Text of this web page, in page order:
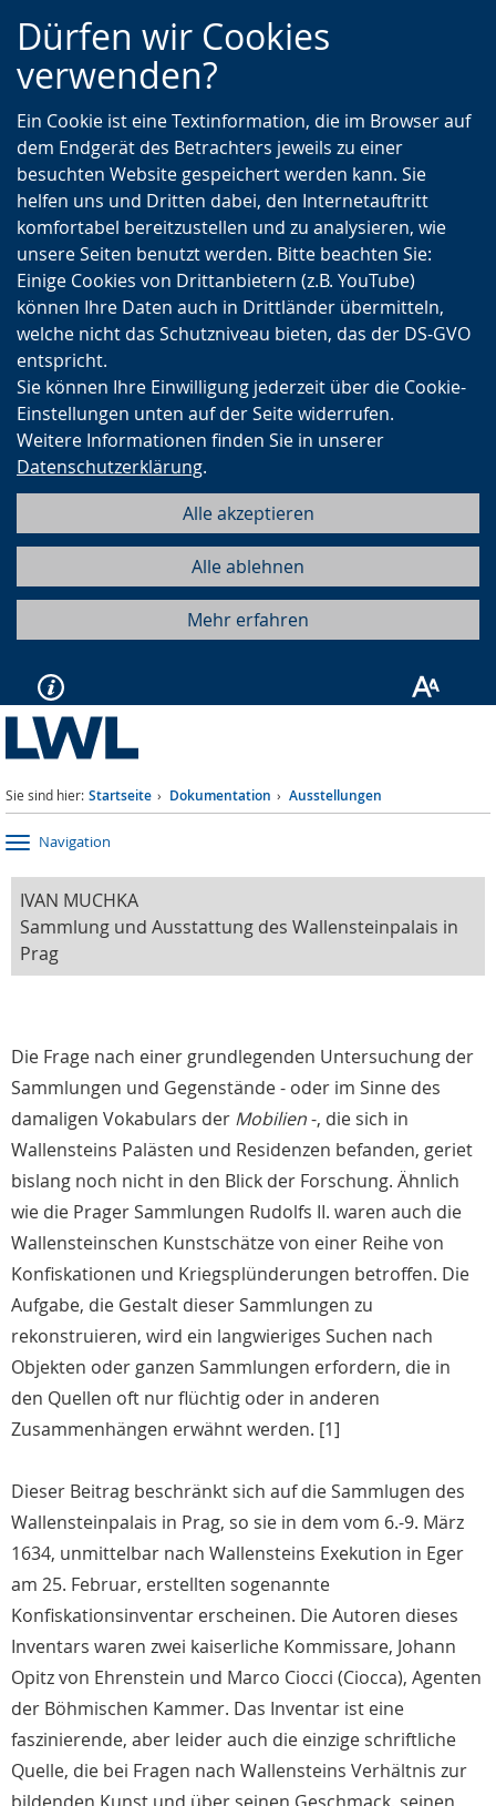
Zur
Hauptnavigation
Zur
Seitennavigation
Zum
Inhalt
Dürfen wir Cookies
verwenden?
Ein Cookie ist eine Textinformation, die im Browser auf
dem Endgerät des Betrachters jeweils zu einer
besuchten Website gespeichert werden kann. Sie
helfen uns und Dritten dabei, den Internetauftritt
komfortabel bereitzustellen und zu analysieren, wie
unsere Seiten benutzt werden. Bitte beachten Sie:
Einige Cookies von Drittanbietern (z.B. YouTube)
können Ihre Daten auch in Drittländer übermitteln,
welche nicht das Schutzniveau bieten, das der DS-GVO
entspricht.
Sie können Ihre Einwilligung jederzeit über die Cookie-
Einstellungen unten auf der Seite widerrufen.
Weitere Informationen finden Sie in unserer
Datenschutzerklärung.
Alle akzeptieren
Alle ablehnen
Mehr erfahren
Sie sind hier: Startseite Dokumentation Ausstellungen
Navigation
IVAN MUCHKA
Sammlung und Ausstattung des Wallensteinpalais in
Prag
Die Frage nach einer grundlegenden Untersuchung der
Sammlungen und Gegenstände - oder im Sinne des
damaligen Vokabulars der Mobilien-, die sich in
Wallensteins Palästen und Residenzen befanden, geriet
bislang noch nicht in den Blick der Forschung. Ähnlich
wie die Prager Sammlungen Rudolfs II. waren auch die
Wallensteinschen Kunstschätze von einer Reihe von
Konfiskationen und Kriegsplünderungen betroffen. Die
Aufgabe, die Gestalt dieser Sammlungen zu
rekonstruieren, wird ein langwieriges Suchen nach
Objekten oder ganzen Sammlungen erfordern, die in
den Quellen oft nur flüchtig oder in anderen
Zusammenhängen erwähnt werden. [1]
Dieser Beitrag beschränkt sich auf die Sammlugen des
Wallensteinpalais in Prag, so sie in dem vom 6.-9. März
1634, unmittelbar nach Wallensteins Exekution in Eger
am 25. Februar, erstellten sogenannte
Konfiskationsinventar erscheinen. Die Autoren dieses
Inventars waren zwei kaiserliche Kommissare, Johann
Opitz von Ehrenstein und Marco Ciocci (Ciocca), Agenten
der Böhmischen Kammer. Das Inventar ist eine
faszinierende, aber leider auch die einzige schriftliche
Quelle, die bei Fragen nach Wallensteins Verhältnis zur